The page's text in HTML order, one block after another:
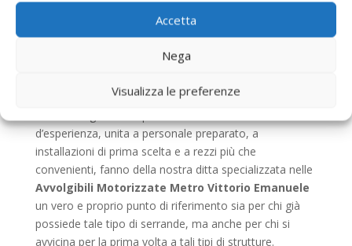
Accetta
Nega
Visualizza le preferenze
Vittorio Emanuelevi diamo la possibilità di
contattarci via web compilando il form presente
nell’apposita sezione del nostro portale. In ogni caso
ricordate, sia che si tratti di un intervento urgente,
manutenzione, la nostra azienda è in grado di offrirvi il
d’esperienza, unita a personale preparato, a
installazioni di prima scelta e a rezzi più che
convenienti, fanno della nostra ditta specializzata nelle
Avvolgibili Motorizzate Metro Vittorio Emanuele
un vero e proprio punto di riferimento sia per chi già
possiede tale tipo di serrande, ma anche per chi si
avvicina per la prima volta a tali tipi di strutture.